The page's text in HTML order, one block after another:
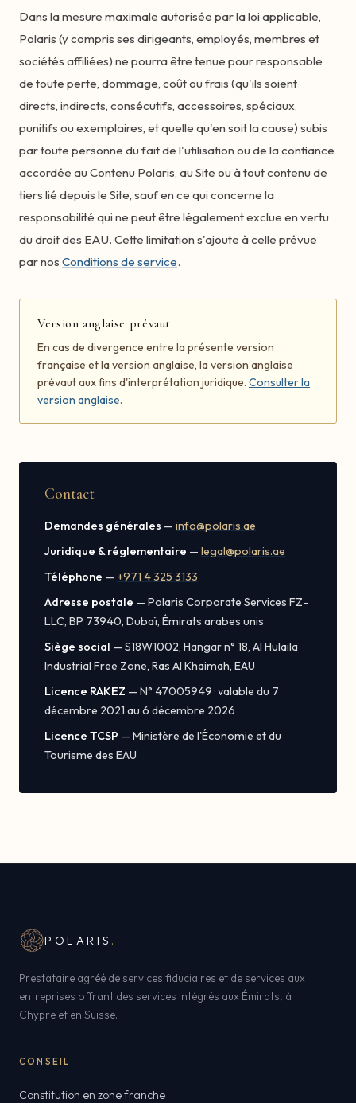
Dans la mesure maximale autorisée par la loi applicable,
Polaris (y compris ses dirigeants, employés, membres et
sociétés affiliées) ne pourra être tenue pour responsable
de toute perte, dommage, coût ou frais (qu'ils soient
directs, indirects, consécutifs, accessoires, spéciaux,
punitifs ou exemplaires, et quelle qu'en soit la cause) subis
par toute personne du fait de l'utilisation ou de la confiance
accordée au Contenu Polaris, au Site ou à tout contenu de
tiers lié depuis le Site, sauf en ce qui concerne la
responsabilité qui ne peut être légalement exclue en vertu
du droit des EAU. Cette limitation s'ajoute à celle prévue
par nos Conditions de service.
Version anglaise prévaut
En cas de divergence entre la présente version
française et la version anglaise, la version anglaise
prévaut aux fins d'interprétation juridique. Consulter la
version anglaise.
Contact
Demandes générales — info@polaris.ae
Juridique & réglementaire — legal@polaris.ae
Téléphone — +971 4 325 3133
Adresse postale — Polaris Corporate Services FZ-
LLC, BP 73940, Dubaï, Émirats arabes unis
Siège social — S18W1002, Hangar n° 18, Al Hulaila
Industrial Free Zone, Ras Al Khaimah, EAU
Licence RAKEZ — N° 47005949 · valable du 7
décembre 2021 au 6 décembre 2026
Licence TCSP — Ministère de l'Économie et du
Tourisme des EAU
POLARIS .
Prestataire agréé de services fiduciaires et de services aux
entreprises offrant des services intégrés aux Émirats, à
Chypre et en Suisse.
CONSEIL
Constitution en zone franche